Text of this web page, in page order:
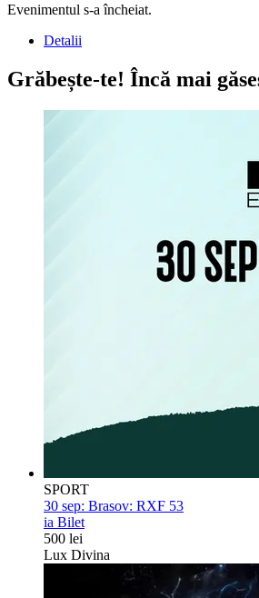
Evenimentul s-a încheiat.
Detalii
Grăbește-te! Încă mai
SPORT
30 sep: Brasov: RXF 53
ia Bilet
500 lei
Lux Divina